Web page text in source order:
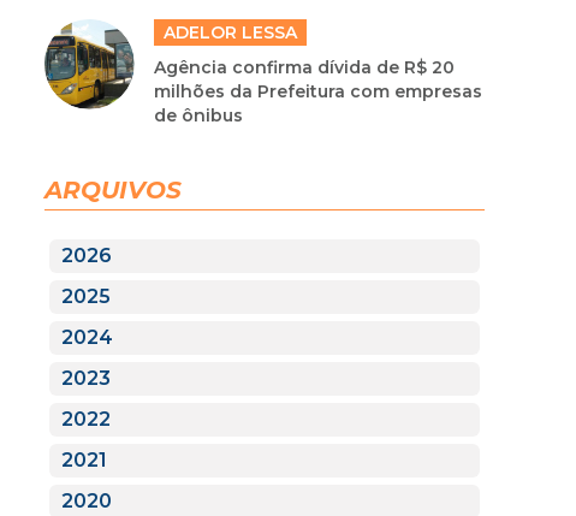
ADELOR LESSA
Agência confirma dívida de R$ 20
milhões da Prefeitura com empresas
de ônibus
ARQUIVOS
2026
2025
2024
2023
2022
2021
2020